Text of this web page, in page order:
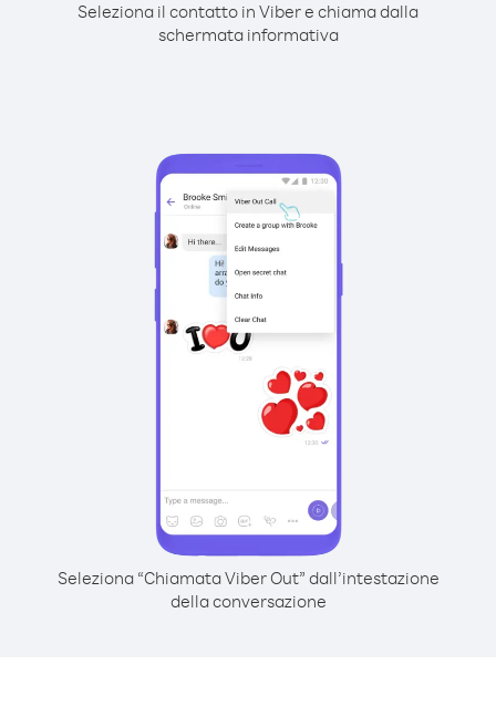
Seleziona il contatto in Viber e chiama dalla
schermata informativa
Seleziona “Chiamata Viber Out” dall’intestazione
della conversazione